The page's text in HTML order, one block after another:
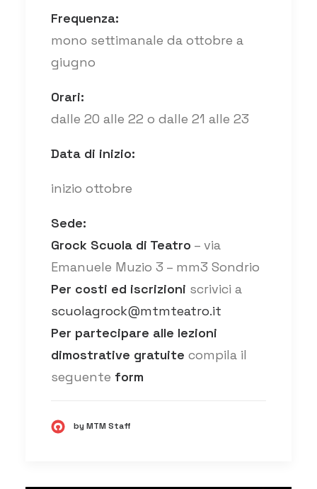
Frequenza:
mono settimanale da ottobre a
giugno
Orari:
dalle 20 alle 22 o dalle 21 alle 23
Data di inizio:
inizio ottobre
Sede:
Grock Scuola di Teatro – via
Emanuele Muzio 3 – mm3 Sondrio
Per costi ed iscrizioni scrivici a
scuolagrock@mtmteatro.it
Per partecipare alle lezioni
dimostrative gratuite compila il
seguente form
by MTM Staff